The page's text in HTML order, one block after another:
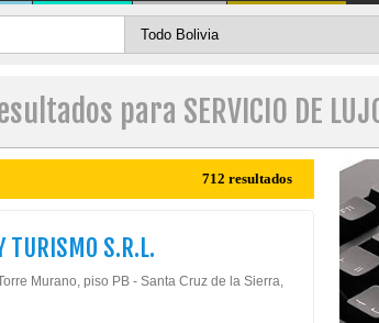
para SERVICIO DE
712 resultados
TURISMO S.R.L.
Murano, piso PB - Santa Cruz de la Sierra,